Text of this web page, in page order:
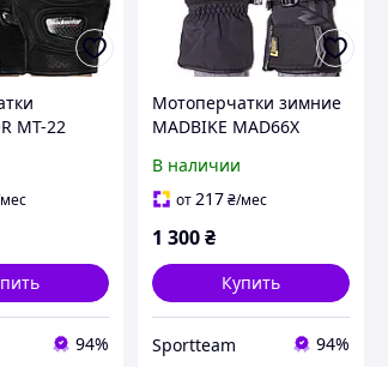
MT-22
94%
Мотоперчатки зимние
MADBIKE MAD66X
размеры М-XL)
В наличии
от 217₴/мес
1 300₴
Купить
Sportteam 94%